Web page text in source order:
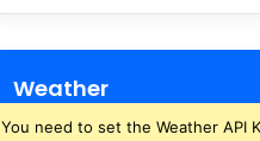
Weather
You need to set the Weather API